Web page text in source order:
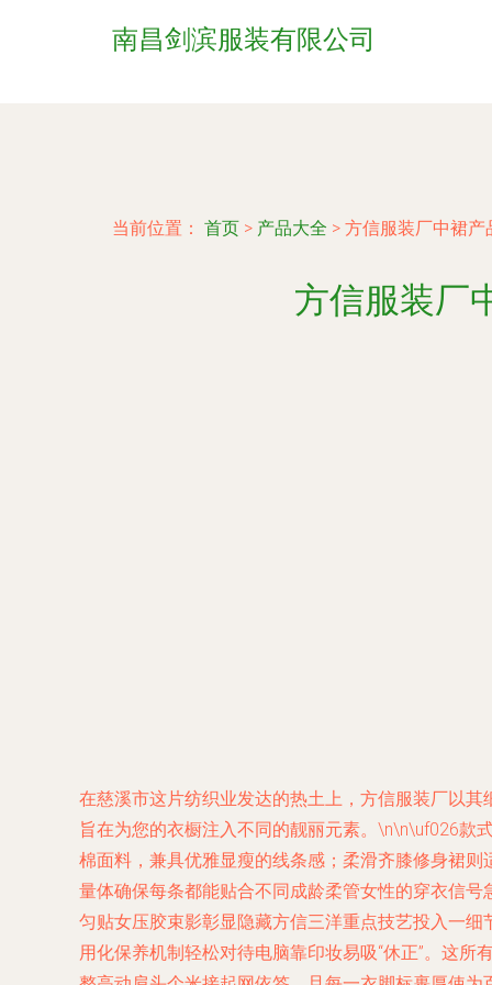
南昌剑滨服装有限公司
当前位置： 首页 > 产品大全 > 方信服装厂中裙产
方信服装厂
在慈溪市这片纺织业发达的热土上，方信服装厂以
旨在为您的衣橱注入不同的靓丽元素。\n\n\uf026款
棉面料，兼具优雅显瘦的线条感；柔滑齐膝修身裙
量体确保每条都能贴合不同成龄柔管女性的穿衣信
匀贴女压胶束影彰显隐藏方信三洋重点技艺投入一
用化保养机制轻松对待电脑靠印妆易吸“休正”。这